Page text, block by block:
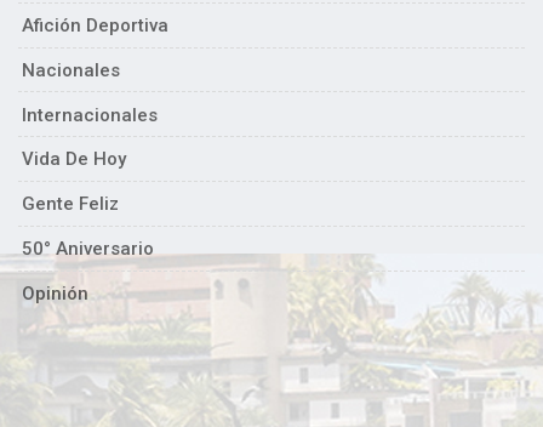
Afición Deportiva
Nacionales
Internacionales
Vida De Hoy
Gente Feliz
50° Aniversario
Opinión